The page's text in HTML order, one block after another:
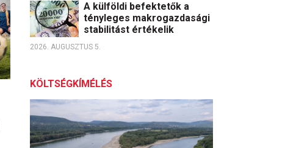
A külföldi befektetők a
tényleges makrogazdasági
stabilitást értékelik
2026. AUGUSZTUS 5.
KÖLTSÉGKÍMÉLÉS